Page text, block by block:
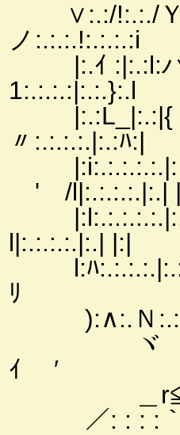
∨:.:/!:.:./Ｙ
ノ:.:.:.!:.:.:.:i
|:.ｲ :|:.:l:
1:.:.:.:|:.:.}:.l
〃:.:.:.:.|:.:ﾊ:|
ゞ' /l|:.:.:.:.|:.|
l|:.:.:.:.|:.| |:|
l:ﾊ:.:.:.:.|:.:
ﾘ
):∧:.Ｎ
ヾ ＼ﾄ :.
ｲ ′
＿r≦⌒`
／: : : :｀